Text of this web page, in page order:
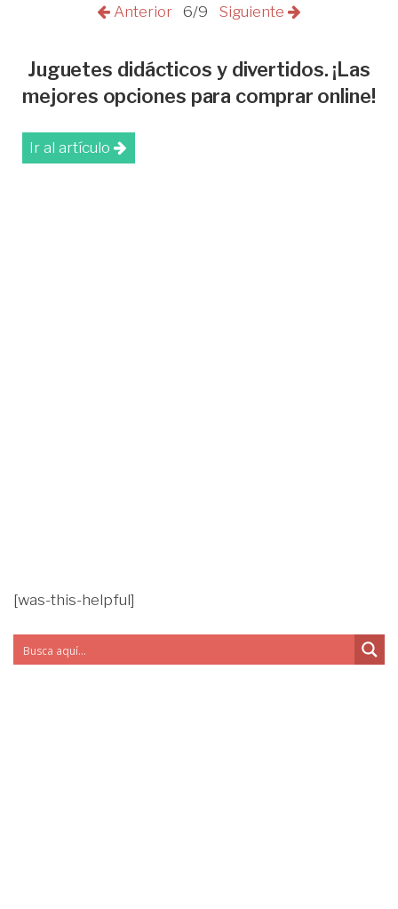
Anterior 6/9 Siguiente
Juguetes didácticos y divertidos. ¡Las
mejores opciones para comprar online!
Ir al artículo
[was-this-helpful]